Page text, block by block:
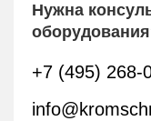
Нужна
+7 (495) 268-